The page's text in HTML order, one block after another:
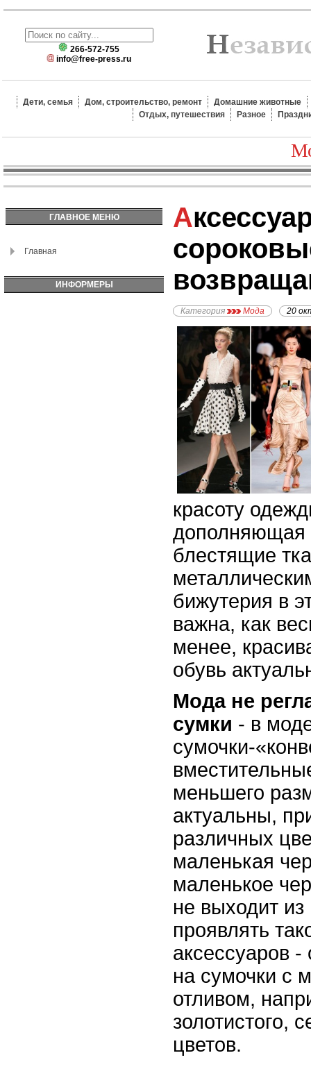
266-572-755
info@free-press.ru
Дети, семья Дом, строительство, ремонт
Домашние животные
Отдых, путешествия
Разное
ГЛАВНОЕ МЕНЮ
Главная
ИНФОРМЕРЫ
Аксессуары осени:
Категория Мода 20
красоту
дополняющая
блестящие
бижутерия в
важна, как
менее,
обувь
Мода не
сумки - в
сумочки-
меньшего
актуальны,
различных
маленькая
маленькое
не выходит
проявлять
аксессуаров
на сумочки с
отливом,
золотистого,
цветов.